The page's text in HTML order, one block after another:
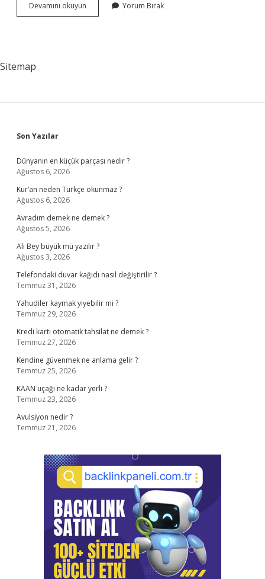
Devamını okuyun
Yaptırma
Yorum Bırak
Sitemap
Sidebar
Son Yazılar
Dünyanın en küçük parçası nedir ?
Ağustos 6, 2026
Kur’an neden Türkçe okunmaz ?
Ağustos 6, 2026
Avradım demek ne demek ?
Ağustos 5, 2026
Ali Bey büyük mü yazılır ?
Ağustos 3, 2026
Telefondaki duvar kağıdı nasıl değiştirilir ?
Temmuz 31, 2026
Yahudiler kaymak yiyebilir mi ?
Temmuz 29, 2026
Kredi kartı otomatik tahsilat ne demek ?
Temmuz 27, 2026
Kendine güvenmek ne anlama gelir ?
Temmuz 25, 2026
KAAN uçağı ne kadar yerli ?
Temmuz 23, 2026
Avulsiyon nedir ?
Temmuz 21, 2026